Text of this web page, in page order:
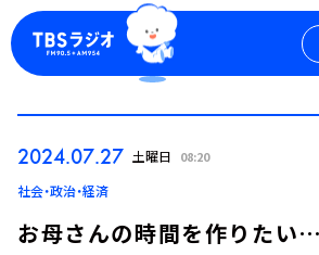
2024.07.27 土曜日 08:20
社会・政治・経済
お母さんの時間を作りたい